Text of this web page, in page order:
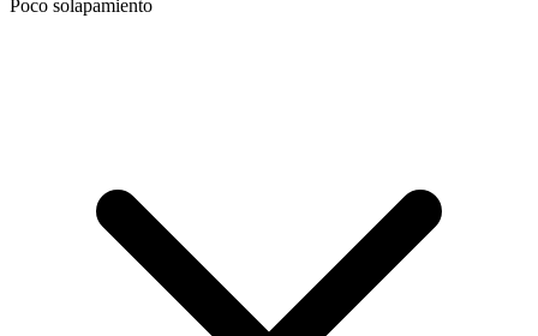
Poco solapamiento